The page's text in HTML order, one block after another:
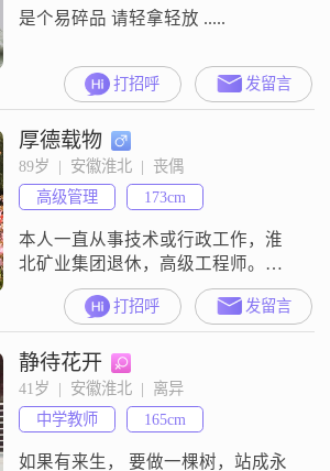
随缘吧！还有就是我其实是双鱼座
是个易碎品 请轻拿轻放 .....
打招呼 发留言
厚德载物
89岁  |  安徽淮北  |  丧偶
高级管理
173cm
本人一直从事技术或行政工作，淮
北矿业集团退休，高级工程师。三
年前爱妻疒故，孩子均已成家立
业。为了摆脱孤独，我想有个家。
想找一位温柔、善良、体贴人、善
解人意的人；想找一位手相牵、共
依恋、白头偕老、共度婵娟的俏佳
人。
打招呼 发留言
静待花开
41岁  |  安徽淮北  |  离异
中学教师
165cm
如果有来生， 要做一棵树，站成永